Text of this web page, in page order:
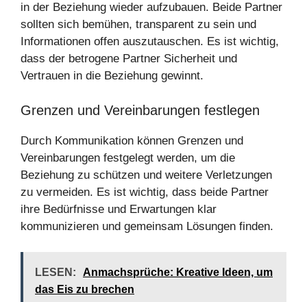
in der Beziehung wieder aufzubauen. Beide Partner
sollten sich bemühen, transparent zu sein und
Informationen offen auszutauschen. Es ist wichtig,
dass der betrogene Partner Sicherheit und
Vertrauen in die Beziehung gewinnt.
Grenzen und Vereinbarungen festlegen
Durch Kommunikation können Grenzen und
Vereinbarungen festgelegt werden, um die
Beziehung zu schützen und weitere Verletzungen
zu vermeiden. Es ist wichtig, dass beide Partner
ihre Bedürfnisse und Erwartungen klar
kommunizieren und gemeinsam Lösungen finden.
LESEN:
Anmachsprüche: Kreative Ideen, um
das Eis zu brechen